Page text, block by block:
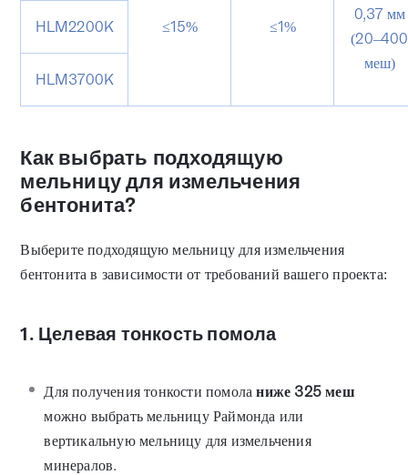
≤15% ≤1%
0,37 мм
(20–400
меш)
HLM2200K
HLM3700K
Как выбрать подходящую
мельницу для измельчения
бентонита?
Выберите подходящую мельницу для измельчения
бентонита в зависимости от требований вашего проекта:
1. Целевая тонкость помола
Для получения тонкости помоланиже 325 меш
можно выбрать мельницу Раймонда или
вертикальную мельницу для измельчения
минералов.